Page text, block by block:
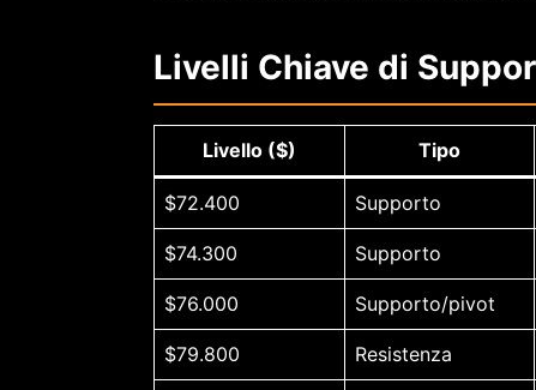
Livelli Chiave di
Livello ($) Tipo
$72.400 Supporto
$74.300 Supporto
$76.000 Supporto/pivot
$79.800 Resistenza